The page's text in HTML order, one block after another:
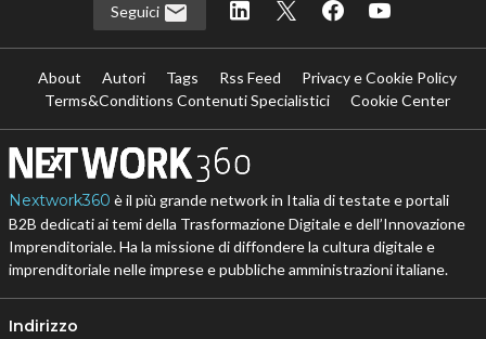
Seguici
About Autori Tags Rss Feed
Privacy e Cookie Policy
Terms&Conditions Contenuti Specialistici
Cookie Center
Nextwork360 è il più grande network in Italia di testate e portali
B2B dedicati ai temi della Trasformazione Digitale e dell’Innovazione
Imprenditoriale. Ha la missione di diffondere la cultura digitale e
imprenditoriale nelle imprese e pubbliche amministrazioni italiane.
Indirizzo